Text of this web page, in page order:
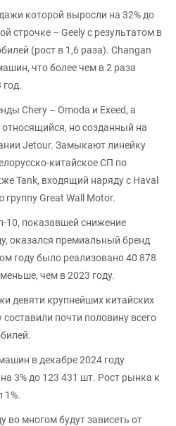
которой выросли на 32% до
строчке – Geely с результатом в
(рост в 1,6 раза). Changan
что более чем в 2 раза
Chery – Omoda и Exeed, а
но созданный на
Jetour. Замыкают линейку
китайское СП по
Tank, входящий наряду с Haval
Great Wall Motor.
10, показавшей снижение
оказался премиальный бренд
году было реализовано 40 878
чем в 2023 году.
девяти крупнейших китайских
почти половину всего
в декабре 2024 году
на 3% до 123 431 шт. Рост рынка к
1%.
многом будут зависеть от